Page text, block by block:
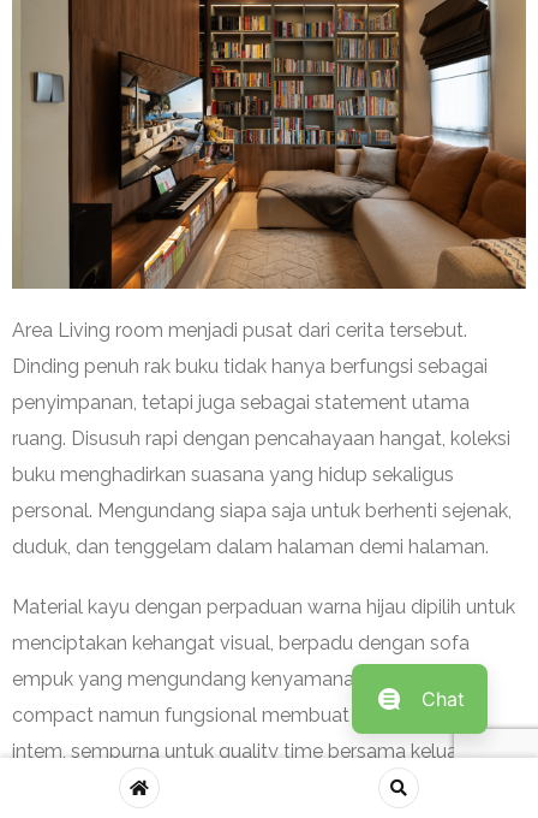
Area Living room menjadi pusat dari cerita tersebut.
Dinding penuh rak buku tidak hanya berfungsi sebagai
penyimpanan, tetapi juga sebagai statement utama
ruang. Disusuh rapi dengan pencahayaan hangat, koleksi
buku menghadirkan suasana yang hidup sekaligus
personal. Mengundang siapa saja untuk berhenti sejenak,
duduk, dan tenggelam dalam halaman demi halaman.
Material kayu dengan perpaduan warna hijau dipilih untuk
menciptakan kehangat visual, berpadu dengan sofa
empuk yang mengundang kenyamanan. Layout yang
compact namun fungsional membuat ruang ini terasa
intem, sempurna untuk quality time bersama keluarga,
baik saat membaca, menonton, maupun sekadar
Chat